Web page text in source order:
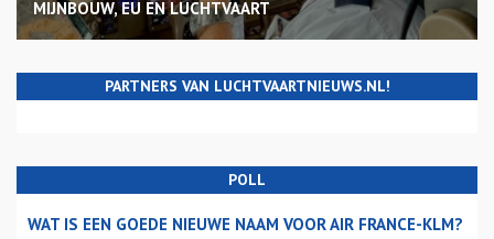
MIJNBOUW, EU EN LUCHTVAART
PARTNERS VAN LUCHTVAARTNIEUWS.NL!
POLL
WAT IS EEN GOEDE NIEUWE NAAM VOOR AIR FRANCE-KLM?